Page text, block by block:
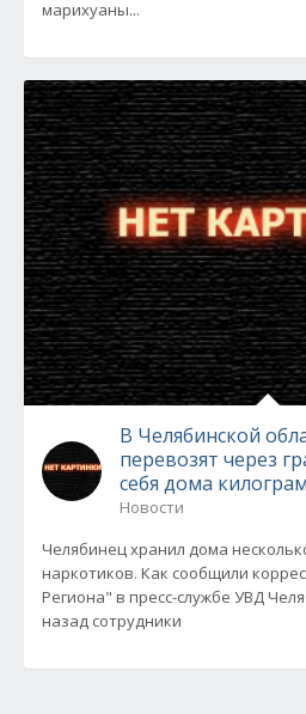
марихуаны...
В Челябинской
перевозят через
себя дома
Новости
Челябинец хранил дома
наркотиков. Как сообщили
Региона" в пресс-службе УВД
назад сотрудники